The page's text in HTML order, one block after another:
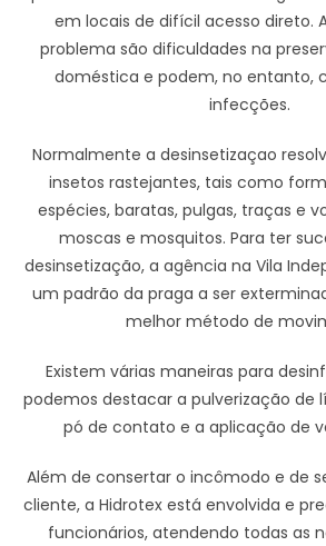
em locais de difícil acesso direto.
problema são dificuldades na
doméstica e podem, no entanto,
infecções.
Normalmente a desinsetizaçao
insetos rastejantes, tais como
espécies, baratas, pulgas, traças e
moscas e mosquitos. Para ter
desinsetização, a agência na Vila
um padrão da praga a ser
melhor método de
Existem várias maneiras para
podemos destacar a pulverização de
pó de contato e a aplicação de
Além de consertar o incômodo e de
cliente, a Hidrotex está envolvida e
funcionários, atendendo todas as